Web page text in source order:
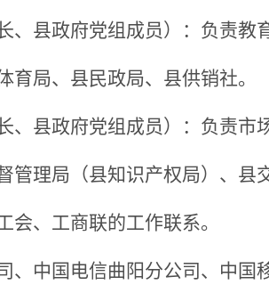
、县政府党组成员）： 负责教
育局、县民政局、 县供销社。
、县政府党组成员）： 负责市
管理局（县知识产权局）、 县
会、工商联的工作联系。
、中国电信曲阳分公司、中国